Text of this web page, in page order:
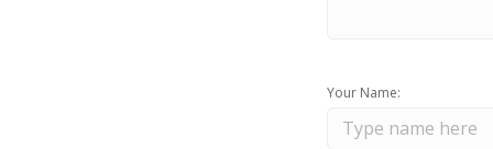
Your Name: